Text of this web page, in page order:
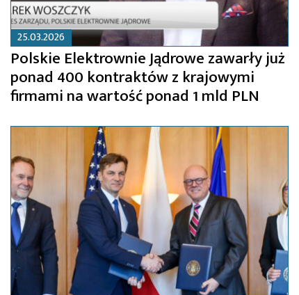
25.03.2026
Polskie Elektrownie Jądrowe zawarły już
ponad 400 kontraktów z krajowymi
firmami na wartość ponad 1 mld PLN